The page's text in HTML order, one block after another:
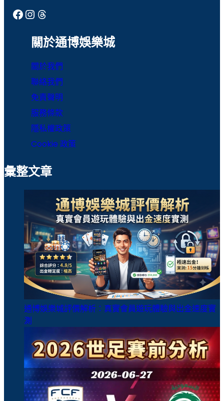
運彩報馬仔
Facebook Instagram Threads
關於通博娛樂城
關於我們
聯絡我們
免責聲明
服務條款
隱私權政策
Cookie 政策
彙整文章
通博娛樂城評價解析：真實會員遊玩體驗與出金速度實
測